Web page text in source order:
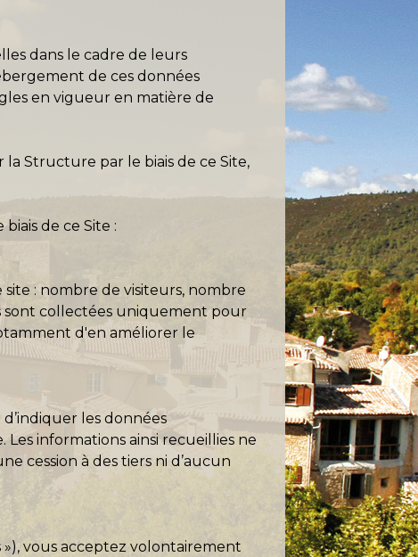
dans le cadre de leurs
de ces données
en vigueur en matière de
la Structure par le biais de ce Site,
de ce Site :
: nombre de visiteurs, nombre
sont collectées uniquement pour
d'en améliorer le
les données
informations ainsi recueillies ne
cession à des tiers ni d’aucun
vous acceptez volontairement